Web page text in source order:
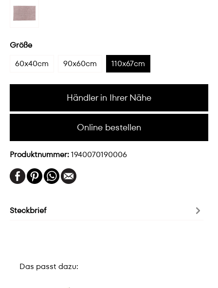
Größe
60x40cm
90x60cm 110x67cm
Händler in Ihrer Nähe
Online bestellen
Produktnummer:1940070190006
Steckbrief
Das passt dazu: